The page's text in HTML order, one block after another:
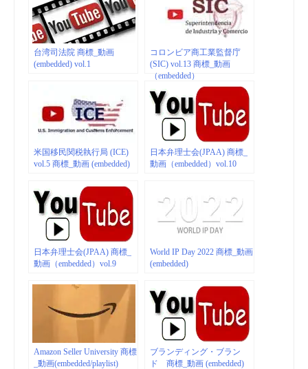
台湾司法院 商標_動画
(embedded) vol.1
コロンビア商工業監督庁
(SIC) vol.13 商標_動画
（embedded）
米国移民関税執行局 (ICE)
vol.5 商標_動画 (embedded)
日本弁理士会(JPAA) 商標_
動画（embedded）vol.10
日本弁理士会(JPAA) 商標_
動画（embedded）vol.9
World IP Day 2022 商標_動画
(embedded)
Amazon Seller University 商標
_動画(embedded/playlist)
ブランディング・ブラン
ド 商標_動画 (embedded)